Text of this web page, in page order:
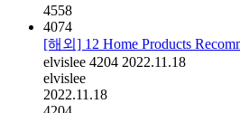
4558
4074
[해외] 12 Home Products
elvislee 4204 2022.11.18
elvislee
2022.11.18